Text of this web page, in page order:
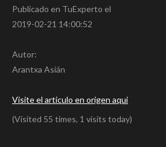
Publicado en TuExperto el
2019-02-21 14:00:52
Autor:
Arantxa Asián
Visite el articulo en origen aqui
(Visited 55 times, 1 visits today)